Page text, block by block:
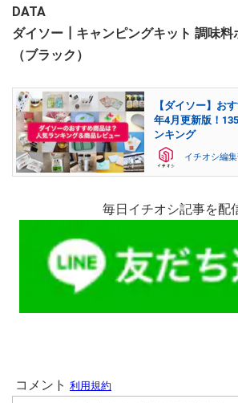
DATA
ダイソー┃キャンピングキット 調味料
（ブラック）
【ダイソー】お
年4月更新版！
ンキング
イチオシ編
毎日イチオシ記事を配